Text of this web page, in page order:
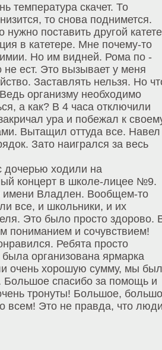
температура скачет. То
то снова поднимется.
нужно поставить другой
в катетере. Мне почему-то
Но им видней. Рома по -
не ест. Это вызывает у меня
Заставлять нельзя. Но
организму необходимо
а как? В 4 часа отключили
ура и побежал к
Вытащил оттуда все. Навел
Зато наигрался за весь
дочерью ходили на
концерт в школе-лицее №9.
имени Владлен. Вообщем-то
все, и школьники, и их
Это было просто здорово.
пониманием и сочувствием!
Ребята просто
организована ярмарка
очень хорошую сумму, мы
Большое спасибо за помощь и
тронуты! Большое,
всем! Это не правда, что